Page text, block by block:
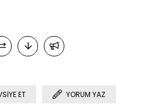
ET YORUM YAZ